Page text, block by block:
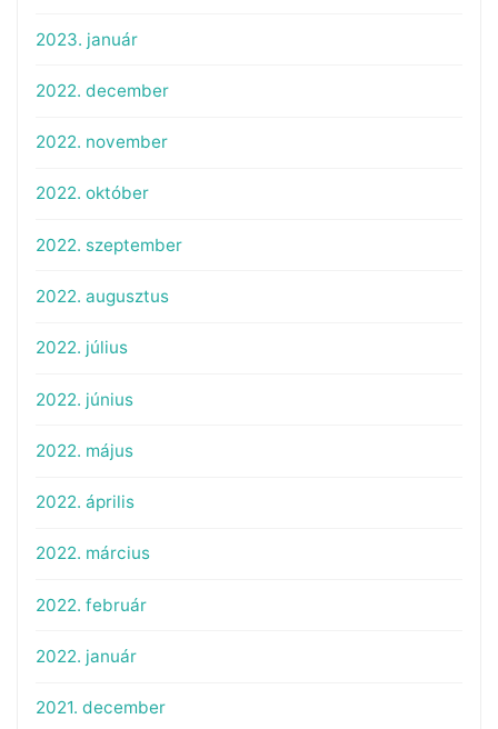
2023. január
2022. december
2022. november
2022. október
2022. szeptember
2022. augusztus
2022. július
2022. június
2022. május
2022. április
2022. március
2022. február
2022. január
2021. december